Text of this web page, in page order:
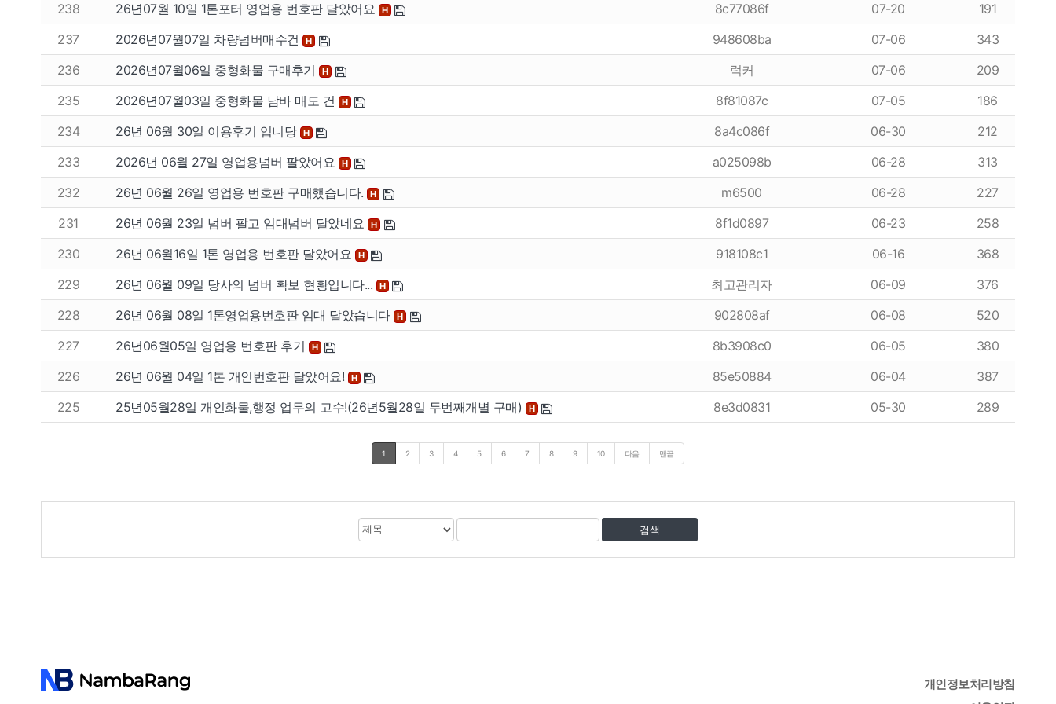
238
26년07월 10일 1톤포터 영업용 번호판 달았어요 H 8c77086f 07-20
191
237
2026년07월07일 차량넘버매수건 H 948608ba 07-06
343
236
2026년07월06일 중형화물 구매후기 H 럭커 07-06
209
235
2026년07월03일 중형화물 남바 매도 건 H 8f81087c 07-05
186
234
26년 06월 30일 이용후기 입니당 H 8a4c086f 06-30
212
233
2026년 06월 27일 영업용넘버 팔았어요 H a025098b 06-28
313
232
26년 06월 26일 영업용 번호판 구매했습니다. H m6500 06-28
227
231
26년 06월 23일 넘버 팔고 임대넘버 달았네요 H 8f1d0897 06-23
258
230
26년 06월16일 1톤 영업용 번호판 달았어요 H 918108c1 06-16
368
229
26년 06월 09일 당사의 넘버 확보 현황입니다... H 최고관리자 06-09
376
228
26년 06월 08일 1톤영업용번호판 임대 달았습니다 H 902808af 06-08
520
227
26년06월05일 영업용 번호판 후기 H 8b3908c0 06-05
380
226
26년 06월 04일 1톤 개인번호판 달았어요! H 85e50884 06-04
387
225
25년05월28일 개인화물,행정 업무의 고수!(26년5월28일 두번째개별 구매) H 8e3d0831 05-30 289
1 2 3 4 5 6 7 8 9 10 다음 맨끝
검
검
색
대
상
검
어
개인정보처리방침